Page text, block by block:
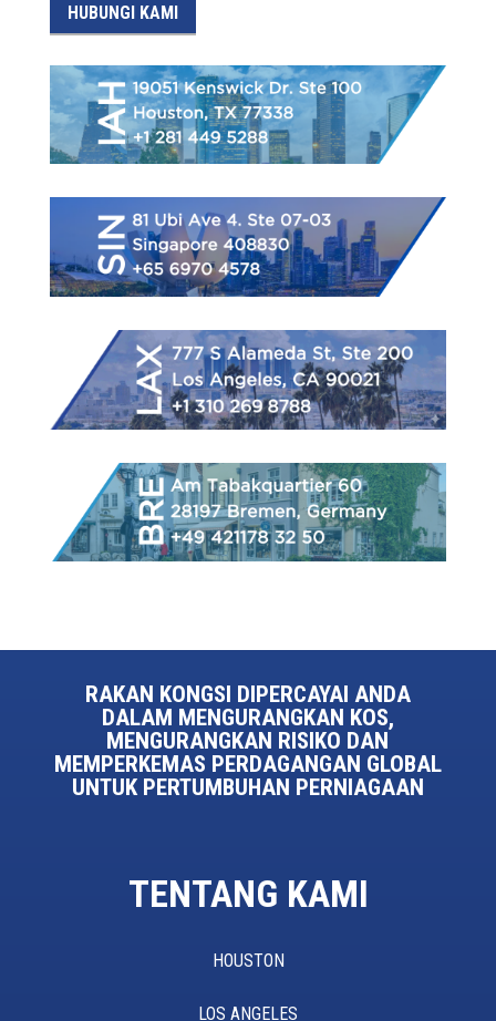
HUBUNGI KAMI
RAKAN KONGSI DIPERCAYAI ANDA
DALAM MENGURANGKAN KOS,
MENGURANGKAN RISIKO DAN
MEMPERKEMAS PERDAGANGAN GLOBAL
UNTUK PERTUMBUHAN PERNIAGAAN
TENTANG KAMI
HOUSTON
LOS ANGELES